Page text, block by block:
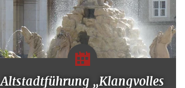
Altstadtführung „Klangvolles